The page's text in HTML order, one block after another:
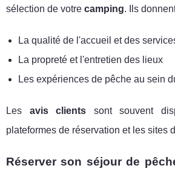
sélection de votre camping. Ils
La qualité de l'accueil et des
La propreté et l'entretien des lieux
Les expériences de pêche au sein
Les avis clients sont souvent
plateformes de réservation et les sites
Réserver son séjour de